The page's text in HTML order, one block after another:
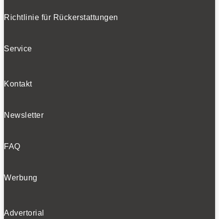
0
Richtlinie für Rückerstattungen
Service
Kontakt
Newsletter
FAQ
Werbung
Advertorial